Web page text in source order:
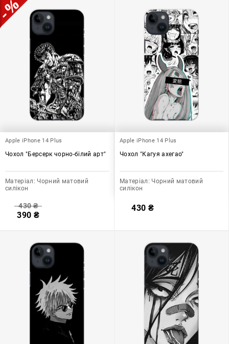
Apple iPhone 14 Plus
Чохол "Берсерк чорно-білий арт"
Матеріал: Чорний матовий
силікон
430₴
390 ₴
Apple iPhone 14 Plus
Чохол "Кагуя ахегао"
Матеріал: Чорний матовий
силікон
430 ₴